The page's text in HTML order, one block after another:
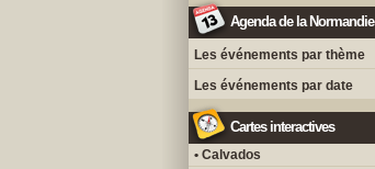
Agenda de la Normandie
Les événements par thème
Les événements par date
Cartes interactives
• Calvados